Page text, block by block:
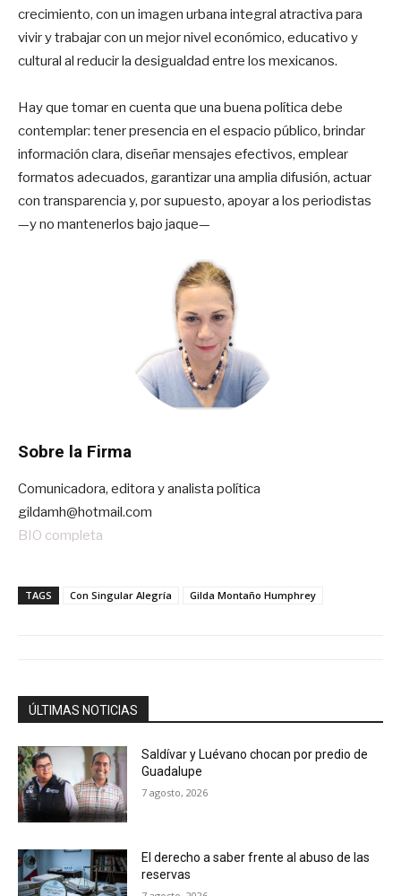
crecimiento, con un imagen urbana integral atractiva para
vivir y trabajar con un mejor nivel económico, educativo y
cultural al reducir la desigualdad entre los mexicanos.
Hay que tomar en cuenta que una buena política debe
contemplar: tener presencia en el espacio público, brindar
información clara, diseñar mensajes efectivos, emplear
formatos adecuados, garantizar una amplia difusión, actuar
con transparencia y, por supuesto, apoyar a los periodistas
—y no mantenerlos bajo jaque—
Sobre la Firma
Comunicadora, editora y analista política
gildamh@hotmail.com
BIO completa
TAGS Con Singular Alegría Gilda Montaño Humphrey
ÚLTIMAS NOTICIAS
Saldívar y Luévano chocan por predio de
Guadalupe
7 agosto, 2026
El derecho a saber frente al abuso de las
reservas